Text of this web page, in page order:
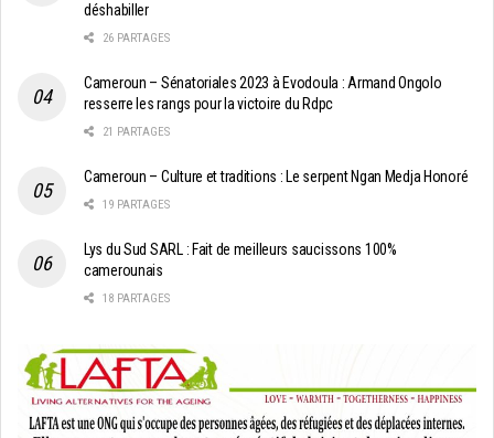
déshabiller
26 PARTAGES
Cameroun – Sénatoriales 2023 à Evodoula : Armand Ongolo
resserre les rangs pour la victoire du Rdpc
21 PARTAGES
Cameroun – Culture et traditions : Le serpent Ngan Medja Honoré
19 PARTAGES
Lys du Sud SARL : Fait de meilleurs saucissons 100%
camerounais
18 PARTAGES